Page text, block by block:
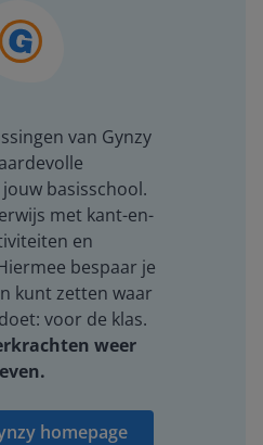
van Gynzy
basisschool.
met kant-en-
en
bespaar je
kunt zetten waar
voor de klas.
weer
homepage